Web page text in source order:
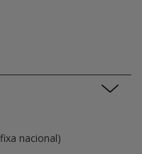
nacional)